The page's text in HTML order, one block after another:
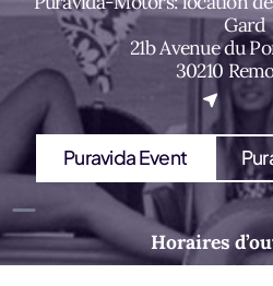
Gard
21b Avenue du
30210
(nouvel onglet)
Puravida Event
Horaires
09h-